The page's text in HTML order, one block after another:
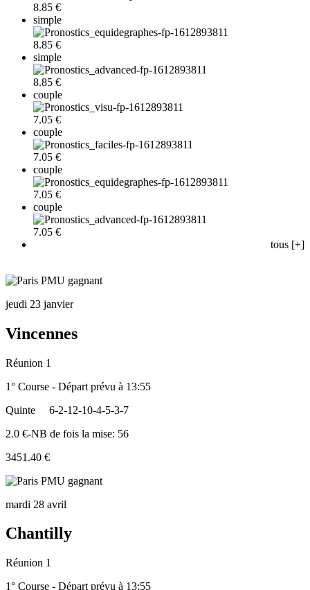
8.85 €
simple
8.85 €
simple
8.85 €
couple
7.05 €
couple
7.05 €
couple
7.05 €
couple
7.05 €
tous [+]
jeudi 23 janvier
Vincennes
Réunion 1
1° Course - Départ prévu à 13:55
Quinte
6-2-12-10-4-5-3-7
2.0 €-NB de fois la mise: 56
3451.40 €
mardi 28 avril
Chantilly
Réunion 1
1° Course - Départ prévu à 13:55